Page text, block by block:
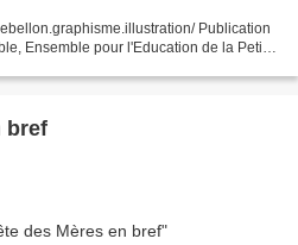
Publication
Ensemble pour l'Education de la Petite
bref